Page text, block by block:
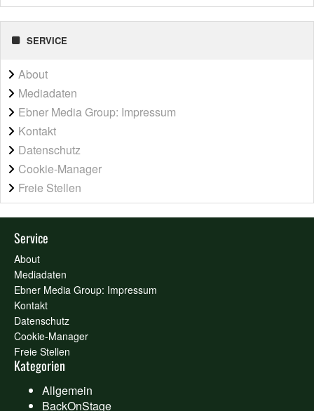
SERVICE
About
Mediadaten
Ebner Media Group: Impressum
Kontakt
Datenschutz
Cookie-Manager
Freie Stellen
Service
About
Mediadaten
Ebner Media Group: Impressum
Kontakt
Datenschutz
Cookie-Manager
Freie Stellen
Kategorien
Allgemein
BackOnStage